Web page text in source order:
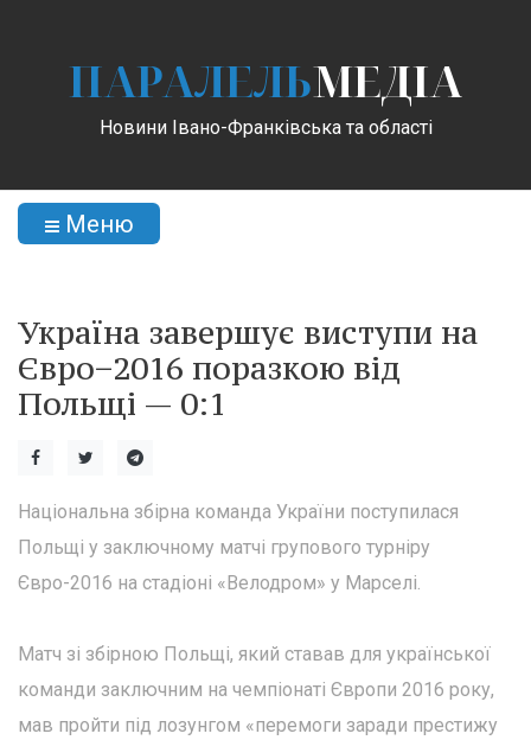
ПАРАЛЕЛЬМЕДІА
Новини Івано-Франківська та області
Меню
Україна завершує виступи на
Євро−2016 поразкою від
Польщі — 0:1
Національна збірна команда України поступилася
Польщі у заключному матчі групового турніру
Євро-2016 на стадіоні «Велодром» у Марселі.
Матч зі збірною Польщі, який ставав для української
команди заключним на чемпіонаті Європи 2016 року,
мав пройти під лозунгом «перемоги заради престижу